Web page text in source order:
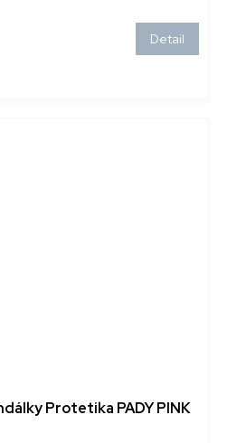
Detail
Protetika PADY PINK